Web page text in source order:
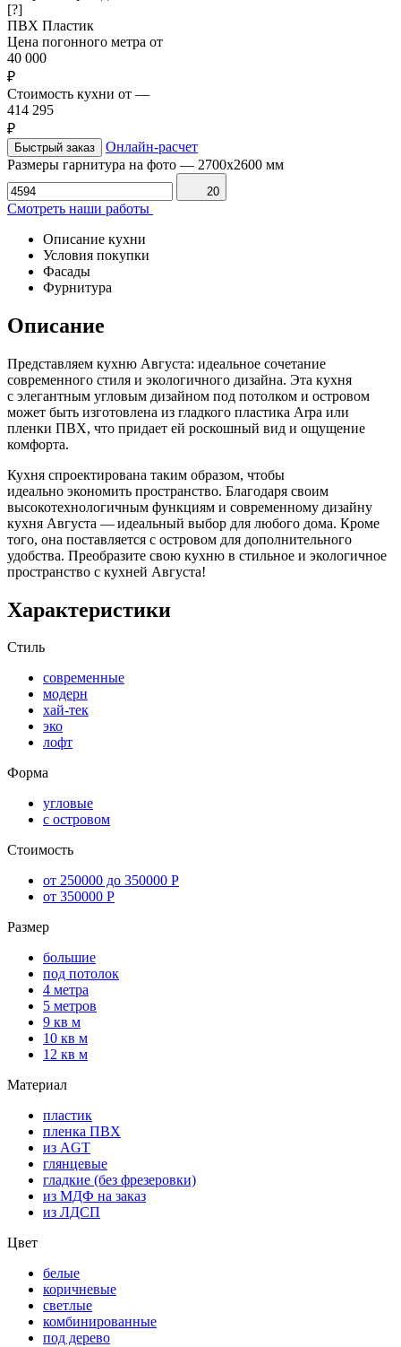
[?]
ПВХ Пластик
Цена погонного метра от
40 000
₽
Стоимость кухни от —
414 295
₽
Быстрый заказ
Онлайн-расчет
Размеры гарнитура на фото — 2700х2600 мм
20
Смотреть наши работы
Описание кухни
Условия покупки
Фасады
Фурнитура
Описание
Представляем кухню Августа: идеальное сочетание
современного стиля и экологичного дизайна. Эта кухня
с элегантным угловым дизайном под потолком и островом
может быть изготовлена из гладкого пластика Arpa или
пленки ПВХ, что придает ей роскошный вид и ощущение
комфорта.
Кухня спроектирована таким образом, чтобы
идеально экономить пространство. Благодаря своим
высокотехнологичным функциям и современному дизайну
кухня Августа — идеальный выбор для любого дома. Кроме
того, она поставляется с островом для дополнительного
удобства. Преобразите свою кухню в стильное и экологичное
пространство с кухней Августа!
Характеристики
Стиль
современные
модерн
хай-тек
эко
лофт
Форма
угловые
с островом
Стоимость
от 250000 до 350000 Р
от 350000 Р
Размер
большие
под потолок
4 метра
5 метров
9 кв м
10 кв м
12 кв м
Материал
пластик
пленка ПВХ
из AGT
глянцевые
гладкие (без фрезеровки)
из МДФ на заказ
из ЛДСП
Цвет
белые
коричневые
светлые
комбинированные
под дерево